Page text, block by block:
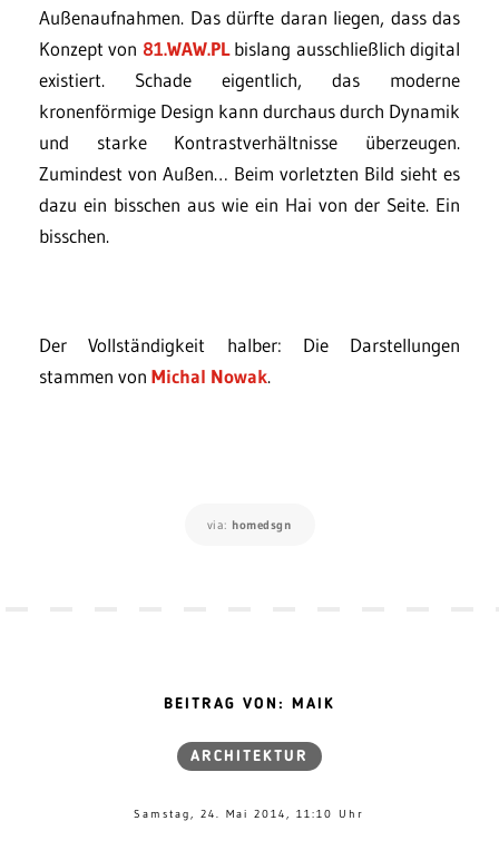
Außenaufnahmen. Das dürfte daran liegen, dass das
Konzept von 81.WAW.PLbislang ausschließlich digital
existiert. Schade eigentlich, das moderne
kronenförmige Design kann durchaus durch Dynamik
und starke Kontrastverhältnisse überzeugen.
Zumindest von Außen… Beim vorletzten Bild sieht es
dazu ein bisschen aus wie ein Hai von der Seite. Ein
bisschen.
Der Vollständigkeit halber: Die Darstellungen
stammen von Michal Nowak.
via: homedsgn
BEITRAG VON: MAIK
ARCHITEKTUR
Samstag, 24. Mai 2014, 11:10 Uhr